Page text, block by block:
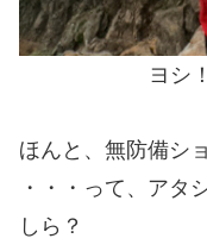
ヨシ
ほんと、無防備シ
・・・って、アタ
しら？